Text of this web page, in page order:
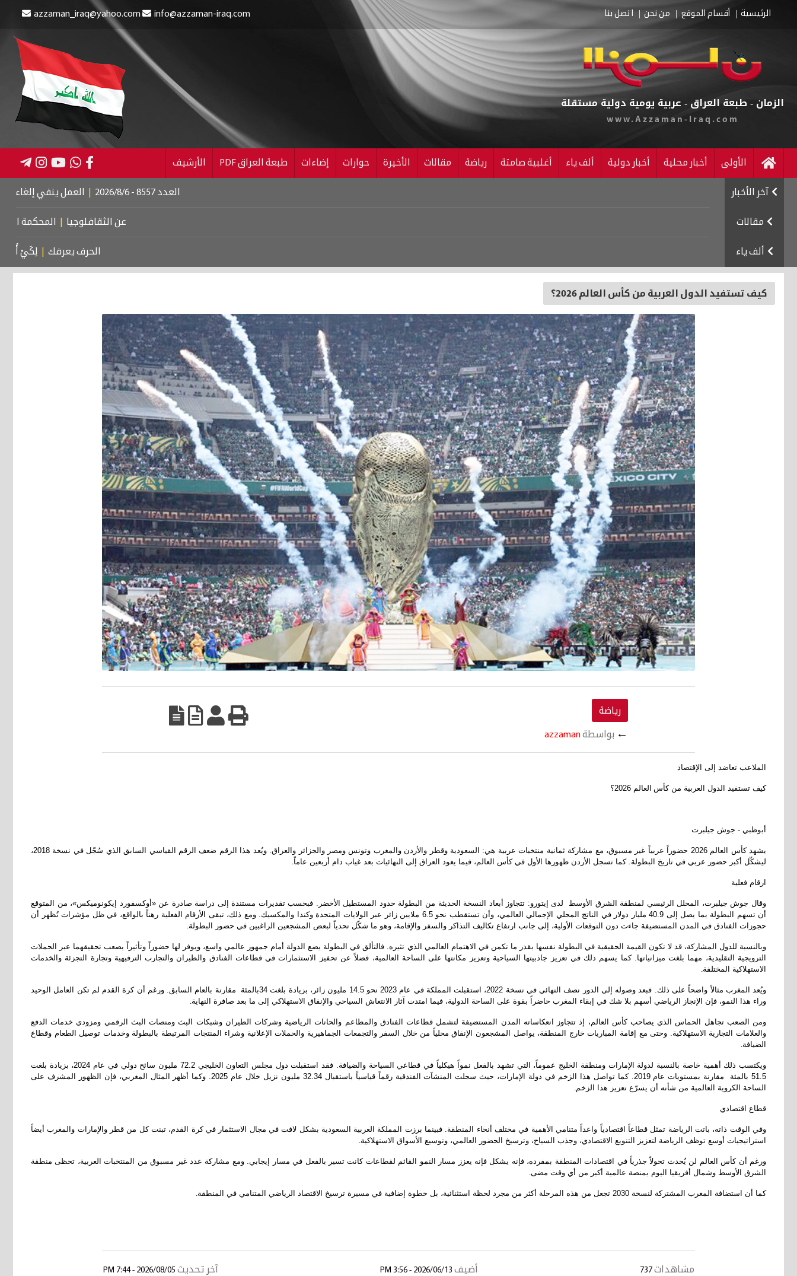
الرئيسية أقسام الموقع من نحن اتصل بنا azzaman_iraq@yahoo.com info@azzaman-iraq.com
الزمان - طبعة العراق - عربية يومية دولية مستقلة
www.Azzaman-Iraq.com
الأولى أخبار محلية أخبار دولية ألف ياء أغلبية صامتة رياضة مقالات الأخيرة حوارات إضاءات طبعة العراق PDF الأرشيف
آخر الأخبار | العمل ينفي إلغاء الإعانة عن
مقالات عن الثقافلوجيا | المحكمة الجنائية
ألف ياء الحرف يعرفك | لِكَيْ أُبَالِغَ فِي
كيف تستفيد الدول العربية من كأس العالم 2026؟
رياضة
← بواسطةazzaman
الملاعب تعاضد إلى الإقتصاد
كيف تستفيد الدول العربية من كأس العالم 2026؟
أبوظبي - جوش جيلبرت
يشهد كأس العالم 2026 حضوراً عربياً غير مسبوق، مع مشاركة ثمانية منتخبات عربية هي: السعودية وقطر والأردن والمغرب وتونس ومصر والجزائر والعراق. ويُعد هذا الرقم ضعف الرقم القياسي السابق الذي سُجّل في نسخة 2018،
ليشكّل أكبر حضور عربي في تاريخ البطولة. كما تسجل الأردن ظهورها الأول في كأس العالم، فيما يعود العراق إلى النهائيات بعد غياب دام أربعين عاماً.
ارقام فعلية
وقال جوش جيلبرت، المحلل الرئيسي لمنطقة الشرق الأوسط لدى إيتورو: تتجاوز أبعاد النسخة الحديثة من البطولة حدود المستطيل الأخضر. فبحسب تقديرات مستندة إلى دراسة صادرة عن «أوكسفورد إيكونوميكس»، من المتوقع
أن تسهم البطولة بما يصل إلى 40.9 مليار دولار في الناتج المحلي الإجمالي العالمي، وأن تستقطب نحو 6.5 ملايين زائر عبر الولايات المتحدة وكندا والمكسيك. ومع ذلك، تبقى الأرقام الفعلية رهناً بالواقع، في ظل مؤشرات تُظهر أن
حجوزات الفنادق في المدن المستضيفة جاءت دون التوقعات الأولية، إلى جانب ارتفاع تكاليف التذاكر والسفر والإقامة، وهو ما شكّل تحدياً لبعض المشجعين الراغبين في حضور البطولة.
وبالنسبة للدول المشاركة، قد لا تكون القيمة الحقيقية في البطولة نفسها بقدر ما تكمن في الاهتمام العالمي الذي تثيره. فالتألق في البطولة يضع الدولة أمام جمهور عالمي واسع، ويوفر لها حضوراً وتأثيراً يصعب تحقيقهما عبر الحملات
الترويجية التقليدية، مهما بلغت ميزانياتها. كما يسهم ذلك في تعزيز جاذبيتها السياحية وتعزيز مكانتها على الساحة العالمية، فضلاً عن تحفيز الاستثمارات في قطاعات الفنادق والطيران والتجارب الترفيهية وتجارة التجزئة والخدمات
الاستهلاكية المختلفة.
ويُعد المغرب مثالاً واضحاً على ذلك. فبعد وصوله إلى الدور نصف النهائي في نسخة 2022، استقبلت المملكة في عام 2023 نحو 14.5 مليون زائر، بزيادة بلغت 34بالمئة مقارنة بالعام السابق. ورغم أن كرة القدم لم تكن العامل الوحيد
وراء هذا النمو، فإن الإنجاز الرياضي أسهم بلا شك في إبقاء المغرب حاضراً بقوة على الساحة الدولية، فيما امتدت آثار الانتعاش السياحي والإنفاق الاستهلاكي إلى ما بعد صافرة النهاية.
ومن الصعب تجاهل الحماس الذي يصاحب كأس العالم، إذ تتجاوز انعكاساته المدن المستضيفة لتشمل قطاعات الفنادق والمطاعم والحانات الرياضية وشركات الطيران وشبكات البث ومنصات البث الرقمي ومزودي خدمات الدفع
والعلامات التجارية الاستهلاكية. وحتى مع إقامة المباريات خارج المنطقة، يواصل المشجعون الإنفاق محلياً من خلال السفر والتجمعات الجماهيرية والحملات الإعلانية وشراء المنتجات المرتبطة بالبطولة وخدمات توصيل الطعام وقطاع
الضيافة.
ويكتسب ذلك أهمية خاصة بالنسبة لدولة الإمارات ومنطقة الخليج عموماً، التي تشهد بالفعل نمواً هيكلياً في قطاعي السياحة والضيافة. فقد استقبلت دول مجلس التعاون الخليجي 72.2 مليون سائح دولي في عام 2024، بزيادة بلغت
51.5 بالمئة مقارنة بمستويات عام 2019. كما تواصل هذا الزخم في دولة الإمارات، حيث سجلت المنشآت الفندقية رقماً قياسياً باستقبال 32.34 مليون نزيل خلال عام 2025. وكما أظهر المثال المغربي، فإن الظهور المشرف على
الساحة الكروية العالمية من شأنه أن يسرّع تعزيز هذا الزخم.
قطاع اقتصادي
وفي الوقت ذاته، باتت الرياضة تمثل قطاعاً اقتصادياً واعداً متنامي الأهمية في مختلف أنحاء المنطقة. فبينما برزت المملكة العربية السعودية بشكل لافت في مجال الاستثمار في كرة القدم، تبنت كل من قطر والإمارات والمغرب أيضاً
استراتيجيات أوسع توظف الرياضة لتعزيز التنويع الاقتصادي، وجذب السياح، وترسيخ الحضور العالمي، وتوسيع الأسواق الاستهلاكية.
ورغم أن كأس العالم لن يُحدث تحولاً جذرياً في اقتصادات المنطقة بمفرده، فإنه يشكل فإنه يعزز مسار النمو القائم لقطاعات كانت تسير بالفعل في مسار إيجابي. ومع مشاركة عدد غير مسبوق من المنتخبات العربية، تحظى منطقة
الشرق الأوسط وشمال أفريقيا اليوم بمنصة عالمية أكبر من أي وقت مضى.
كما أن استضافة المغرب المشتركة لنسخة 2030 تجعل من هذه المرحلة أكثر من مجرد لحظة استثنائية، بل خطوة إضافية في مسيرة ترسيخ الاقتصاد الرياضي المتنامي في المنطقة .
مشاهدات 737 أضيف 2026/06/13 - 3:56 PM آخر تحديث 2026/08/05 - 7:44 PM